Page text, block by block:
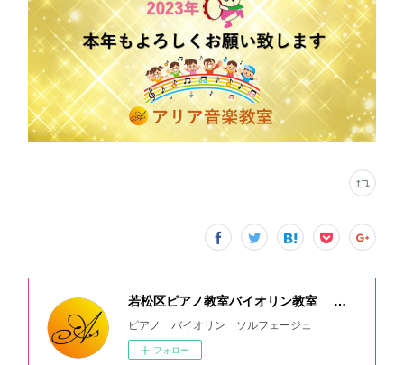
若松区ピアノ教室バイオリン教室 アリア音楽教室/北九州市
ピアノ バイオリン ソルフェージュ
フォロー